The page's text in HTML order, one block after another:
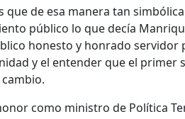
de esa manera tan
público lo que decía
honesto y honrado servidor
y el entender que el primer
como ministro de Política